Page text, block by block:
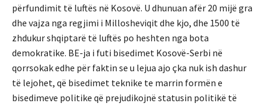
përfundimit të luftës në Kosovë. U dhunuan afër 20 mijë gra
dhe vajza nga regjimi i Millosheviqit dhe kjo, dhe 1500 të
zhdukur shqiptarë të luftës po heshten nga bota
demokratike. BE-ja i futi bisedimet Kosovë-Serbi në
qorrsokak edhe për faktin se u lejua ajo çka nuk ish dashur
të lejohet, që bisedimet teknike te marrin formën e
bisedimeve politike që prejudikojnë statusin politikë të